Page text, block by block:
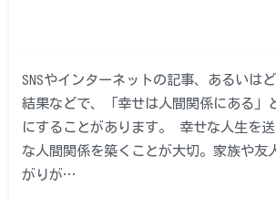
SNSやインターネットの記事、あるいは
結果などで、「幸せは人間関係にある」
にすることがあります。 幸せな人生を
な人間関係を築くことが大切。家族や友
がりが…